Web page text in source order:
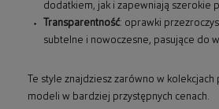
dodatkiem, jak i zapewniają szerokie
Transparentność: oprawki
subtelne i nowoczesne, pasujące do
Te style znajdziesz zarówno w
modeli w bardziej przystępnych cenach.